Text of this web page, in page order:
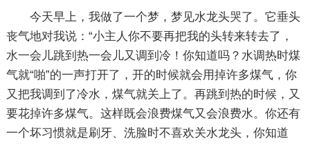
今天早上，我做了一个梦，梦见水龙头哭了。它垂头
丧气地对我说：“小主人你不要再把我的头转来转去了，
水一会儿跳到热一会儿又调到冷！你知道吗？水调热时煤
气就“啪”的一声打开了，开的时候就会用掉许多煤气，你
又把我调到了冷水，煤气就关上了。再跳到热的时候，又
要花掉许多煤气。这样既会浪费煤气又会浪费水。你还有
一个坏习惯就是刷牙、洗脸时不喜欢关水龙头，你知道